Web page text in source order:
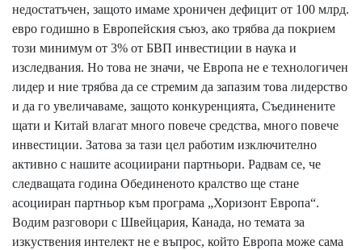
недостатъчен, защото имаме хроничен дефицит от 100 млрд.
евро годишно в Европейския съюз, ако трябва да покрием
този минимум от 3% от БВП инвестиции в наука и
изследвания. Но това не значи, че Европа не е технологичен
лидер и ние трябва да се стремим да запазим това лидерство
и да го увеличаваме, защото конкуренцията, Съединените
щати и Китай влагат много повече средства, много повече
инвестиции. Затова за тази цел работим изключително
активно с нашите асоциирани партньори. Радвам се, че
следващата година Обединеното кралство ще стане
асоцииран партньор към програма „Хоризонт Европа“.
Водим разговори с Швейцария, Канада, но темата за
изкуствения интелект не е въпрос, който Европа може сама